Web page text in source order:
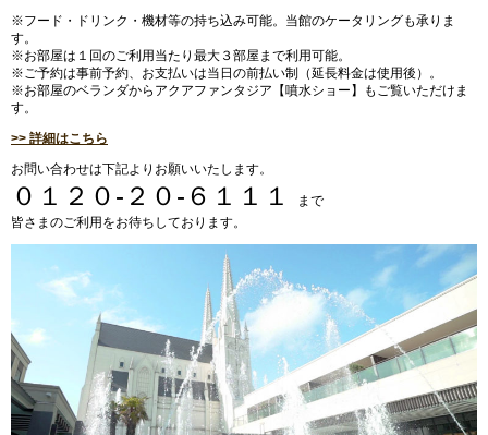
※フード・ドリンク・機材等の持ち込み可能。当館のケータリングも承りま
す。
※お部屋は１回のご利用当たり最大３部屋まで利用可能。
※ご予約は事前予約、お支払いは当日の前払い制（延長料金は使用後）。
※お部屋のベランダからアクアファンタジア【噴水ショー】もご覧いただけま
す。
>> 詳細はこちら
お問い合わせは下記よりお願いいたします。
０１２０-２０-６１１１
まで
皆さまのご利用をお待ちしております。